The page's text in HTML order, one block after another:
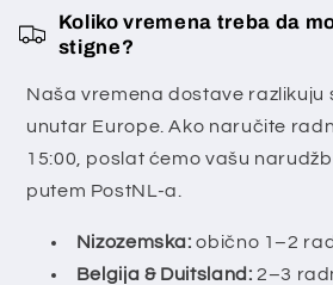
a
r
ž
a
Koliko vremena treba da
stigne?
Naša vremena dostave razlikuju
unutar Europe. Ako naručite
15:00, poslat ćemo vašu
putem PostNL-a.
Nizozemska: obično 1–2
Belgija & Duitsland: 2–3